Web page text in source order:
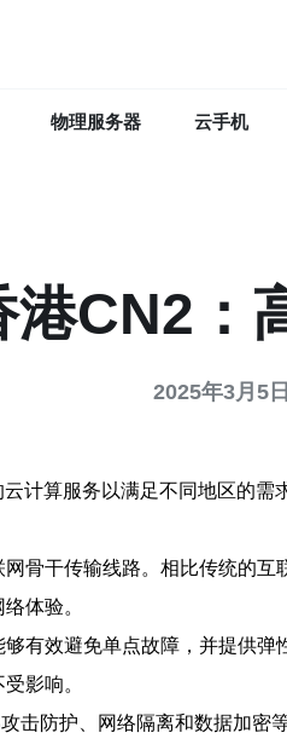
物理服务器 云手机
港CN2：
2025年3月5日
计算服务以满足不同地区的
骨干传输线路。相比传统的
体验。
有效避免单点故障，并提供
影响。
击防护、网络隔离和数据加